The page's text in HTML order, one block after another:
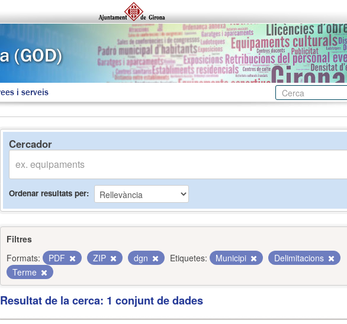
i serveis
Cercador
Ordenar resultats per
Filtres
Formats:
PDF ZIP dgn Etiquetes: Municipi
Delimitacions
Terme
Resultat de la cerca: 1 conjunt de dades